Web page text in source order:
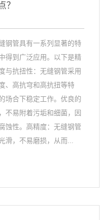
？
钢管具有一系列显著的特
得到广泛应用。以下是精
与抗扭性：无缝钢管采用
、高抗穹和高抗扭等特
场合下稳定工作。优良的
不易附着污垢和细菌，因
蚀性。高精度：无缝钢管
滑，不易磨损，从而...